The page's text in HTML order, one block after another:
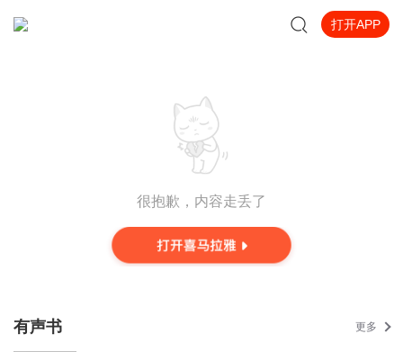
打开APP
很抱歉，内容走丢了
有声书 更多